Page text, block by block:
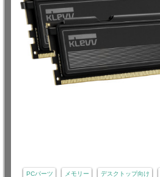
PCパーツ メモリー デスクトップ向け